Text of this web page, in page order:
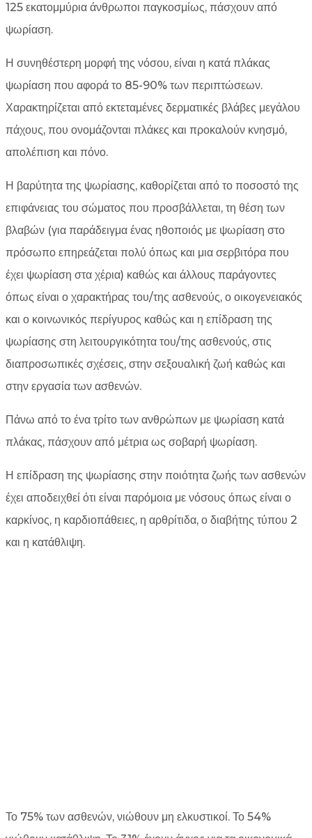
125 εκατομμύρια άνθρωποι παγκοσμίως, πάσχουν από
ψωρίαση.
Η συνηθέστερη μορφή της νόσου, είναι η κατά πλάκας
ψωρίαση που αφορά το 85-90% των περιπτώσεων.
Χαρακτηρίζεται από εκτεταμένες δερματικές βλάβες μεγάλου
πάχους, που ονομάζονται πλάκες και προκαλούν κνησμό,
απολέπιση και πόνο.
Η βαρύτητα της ψωρίασης, καθορίζεται από το ποσοστό της
επιφάνειας του σώματος που προσβάλλεται, τη θέση των
βλαβών (για παράδειγμα ένας ηθοποιός με ψωρίαση στο
πρόσωπο επηρεάζεται πολύ όπως και μια σερβιτόρα που
έχει ψωρίαση στα χέρια) καθώς και άλλους παράγοντες
όπως είναι ο χαρακτήρας του/της ασθενούς, ο οικογενειακός
και ο κοινωνικός περίγυρος καθώς και η επίδραση της
ψωρίασης στη λειτουργικότητα του/της ασθενούς, στις
διαπροσωπικές σχέσεις, στην σεξουαλική ζωή καθώς και
στην εργασία των ασθενών.
Πάνω από το ένα τρίτο των ανθρώπων με ψωρίαση κατά
πλάκας, πάσχουν από μέτρια ως σοβαρή ψωρίαση.
Η επίδραση της ψωρίασης στην ποιότητα ζωής των ασθενών
έχει αποδειχθεί ότι είναι παρόμοια με νόσους όπως είναι ο
καρκίνος, η καρδιοπάθειες, η αρθρίτιδα, ο διαβήτης τύπου 2
και η κατάθλιψη.
Το 75% των ασθενών, νιώθουν μη ελκυστικοί. Το 54%